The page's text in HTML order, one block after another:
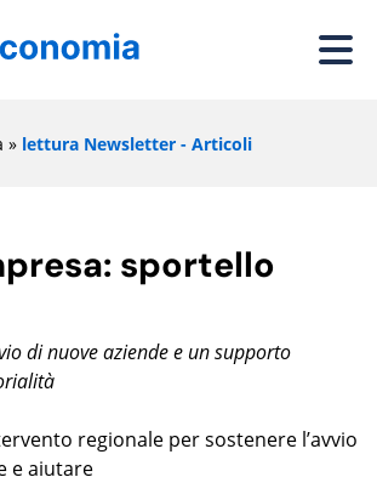
» lettura Newsletter - Articoli
sportello
di nuove aziende e un supporto
regionale per sostenere l’avvio
e aiutare